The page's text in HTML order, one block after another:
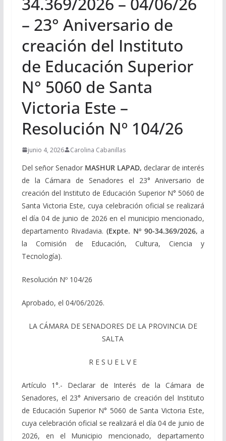
– 23° Aniversario de
creación del Instituto
de Educación Superior
N° 5060 de Santa
Victoria Este –
Resolución Nº 104/26
junio 4, 2026 Carolina Cabanillas
Del señor Senador MASHUR LAPAD, declarar de interés
de la Cámara de Senadores el 23° Aniversario de
creación del Instituto de Educación Superior N° 5060 de
Santa Victoria Este, cuya celebración oficial se realizará
el día 04 de junio de 2026 en el municipio mencionado,
departamento Rivadavia.(Expte. Nº 90-34.369/2026,a
la Comisión de Educación, Cultura, Ciencia y
Tecnología).
Resolución Nº 104/26
Aprobado, el 04/06/2026.
LA CÁMARA DE SENADORES DE LA PROVINCIA DE
SALTA
R E S U E L V E
Artículo 1°.- Declarar de Interés de la Cámara de
Senadores, el 23° Aniversario de creación del Instituto
de Educación Superior N° 5060 de Santa Victoria Este,
cuya celebración oficial se realizará el día 04 de junio de
2026, en el Municipio mencionado, departamento